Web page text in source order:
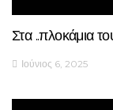
Στα ..πλοκάμια
Ιούνιος 6, 2025